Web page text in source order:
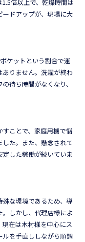
倍以上で、乾燥時間は
ードアップが、現場に大
ケットという割合で運
りません。洗濯が終わ
待ち時間がなくなり、
ことで、家庭用機で悩
た。また、懸念されて
した稼働が続いていま
な環境であるため、導
しかし、代理店様によ
在は木村様を中心にス
を手直ししながら順調